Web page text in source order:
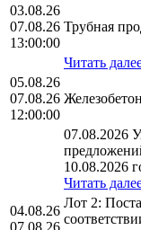
03.08.26
07.08.26
13:00:00
Трубная
Читать
05.08.26
07.08.26
12:00:00
07.08.2026
10.08.2026
Читать
04.08.26
07.08.26
Лот 2: